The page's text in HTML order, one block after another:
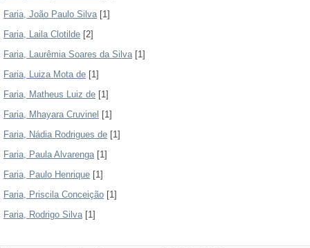
Faria, João Paulo Silva[1]
Faria, Laila Clotilde [2]
Faria, Laurêmia Soares da Silva[1]
Faria, Luiza Mota de [1]
Faria, Matheus Luiz de [1]
Faria, Mhayara Cruvinel [1]
Faria, Nádia Rodrigues de [1]
Faria, Paula Alvarenga[1]
Faria, Paulo Henrique [1]
Faria, Priscila Conceição [1]
Faria, Rodrigo Silva[1]